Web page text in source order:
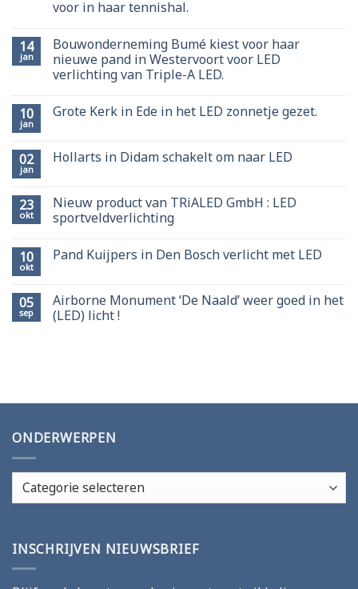
voor in haar tennishal.
14
jan
Bouwonderneming Bumé kiest voor haar
nieuwe pand in Westervoort voor LED
verlichting van Triple-A LED.
10
jan
Grote Kerk in Ede in het LED zonnetje gezet.
02
jan
Hollarts in Didam schakelt om naar LED
23
okt
Nieuw product van TRiALED GmbH : LED
sportveldverlichting
10
okt
Pand Kuijpers in Den Bosch verlicht met LED
05
sep
Airborne Monument ‘De Naald’ weer goed in het
(LED) licht !
ONDERWERPEN
Onderwerpen
INSCHRIJVEN NIEUWSBRIEF